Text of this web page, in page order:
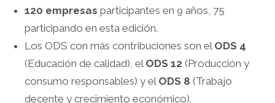
120 empresas participantes en 9 años, 75
participando en esta edición.
Los ODS con más contribuciones son el ODS 4
(Educación de calidad), el ODS 12 (Producción y
consumo responsables) y el ODS 8 (Trabajo
decente y crecimiento económico).